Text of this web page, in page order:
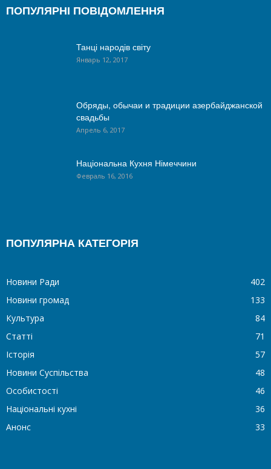
ПОПУЛЯРНІ ПОВІДОМЛЕННЯ
Танці народів світу
Январь 12, 2017
Обряды, обычаи и традиции азербайджанской
свадьбы
Апрель 6, 2017
Національна Кухня Німеччини
Февраль 16, 2016
ПОПУЛЯРНА КАТЕГОРІЯ
Новини Ради
402
Новини громад
133
Культура
84
Статті
71
Історія
57
Новини Суспільства
48
Особистості
46
Національні кухні
36
Анонс
33